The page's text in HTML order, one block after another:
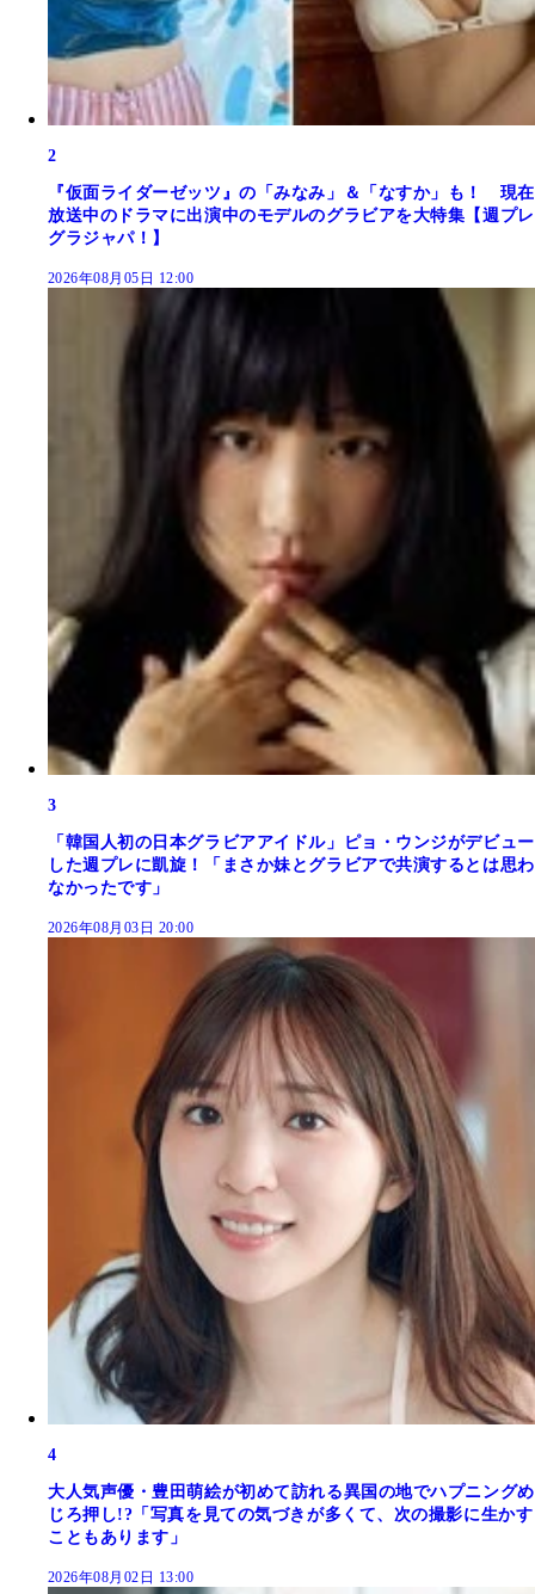
2
『仮面ライダーゼッツ』の「みなみ」＆「なすか」も！ 現在
放送中のドラマに出演中のモデルのグラビアを大特集【週プレ
グラジャパ！】
2026年08月05日 12:00
3
「韓国人初の日本グラビアアイドル」ピョ・ウンジがデビュー
した週プレに凱旋！「まさか妹とグラビアで共演するとは思わ
なかったです」
2026年08月03日 20:00
4
大人気声優・豊田萌絵が初めて訪れる異国の地でハプニングめ
じろ押し!?「写真を見ての気づきが多くて、次の撮影に生かす
こともあります」
2026年08月02日 13:00